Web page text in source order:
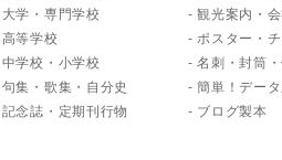
大学・専門学校
高等学校
中学校・小学校
句集・歌集・自分史
記念誌・定期刊行物
-観光案内・
-ポスター・
-名刺・封筒
-簡単！デー
- ブログ製本